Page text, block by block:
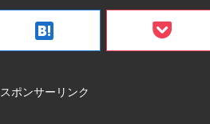
hatenabookmark
スポンサーリンク